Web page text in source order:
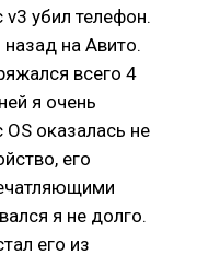
убил телефон.
на Авито.
всего 4
я очень
оказалась не
его
я не долго.
его из